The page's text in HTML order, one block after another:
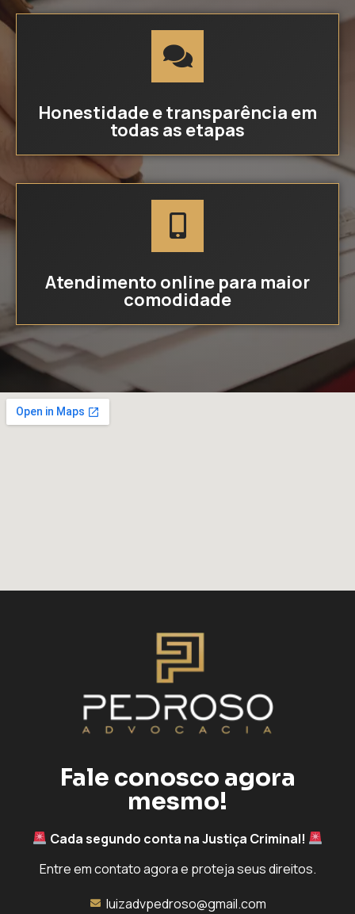
Honestidade e transparência em
todas as etapas
Atendimento online para maior
comodidade
Fale conosco agora
mesmo!
Cada segundo conta na Justiça Criminal!
Entre em contato agora e proteja seus direitos.
luizadvpedroso@gmail.com